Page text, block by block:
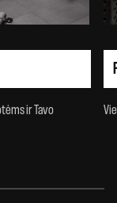
ir Tavo